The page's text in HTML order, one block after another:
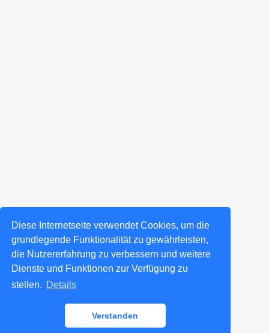
Diese Internetseite verwendet Cookies, um die
grundlegende Funktionalität zu gewährleisten,
die Nutzererfahrung zu verbessern und weitere
Dienste und Funktionen zur Verfügung zu
stellen. Details
Verstanden